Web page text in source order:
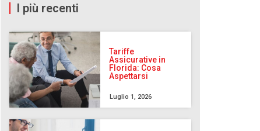
I più recenti
Tariffe
Assicurative in
Florida: Cosa
Aspettarsi
Luglio 1, 2026